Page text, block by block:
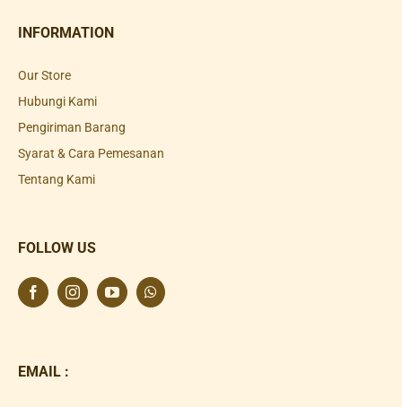
INFORMATION
Our Store
Hubungi Kami
Pengiriman Barang
Syarat & Cara Pemesanan
Tentang Kami
FOLLOW US
EMAIL :